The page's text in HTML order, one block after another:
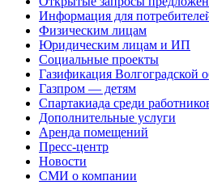
Информация для
Физическим лицам
Юридическим лицам и ИП
Социальные проекты
Газификация Волгоградской
Газпром — детям
Спартакиада среди
Дополнительные услуги
Аренда помещений
Пресс-центр
Новости
СМИ о компании